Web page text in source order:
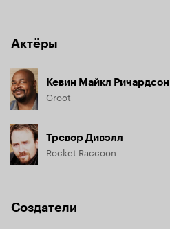
Актёры
Кевин Майкл Ричардсон
Groot
Тревор Дивэлл
Rocket Raccoon
Создатели